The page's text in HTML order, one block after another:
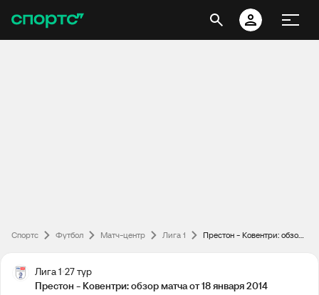
Спортс Футбол Матч-центр Лига 1 Престон - Ковентри: обзор матча от 18 января 2014
Лига 1 27 тур
Престон - Ковентри: обзор матча от 18 января 2014